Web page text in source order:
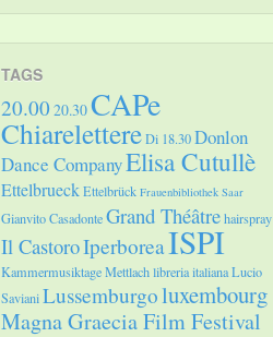
TAGS
20.00 20.30CAPe
ChiarelettereDi 18.30Donlon
Dance CompanyElisa Cutullè
EttelbrueckEttelbrück Frauenbibliothek Saar
Gianvito CasadonteGrand Théâtrehairspray
Il CastoroIperboreaISPI
Kammermusiktage Mettlachlibreria italianaLucio
SavianiLussemburgoluxembourg
Magna Graecia Film Festival